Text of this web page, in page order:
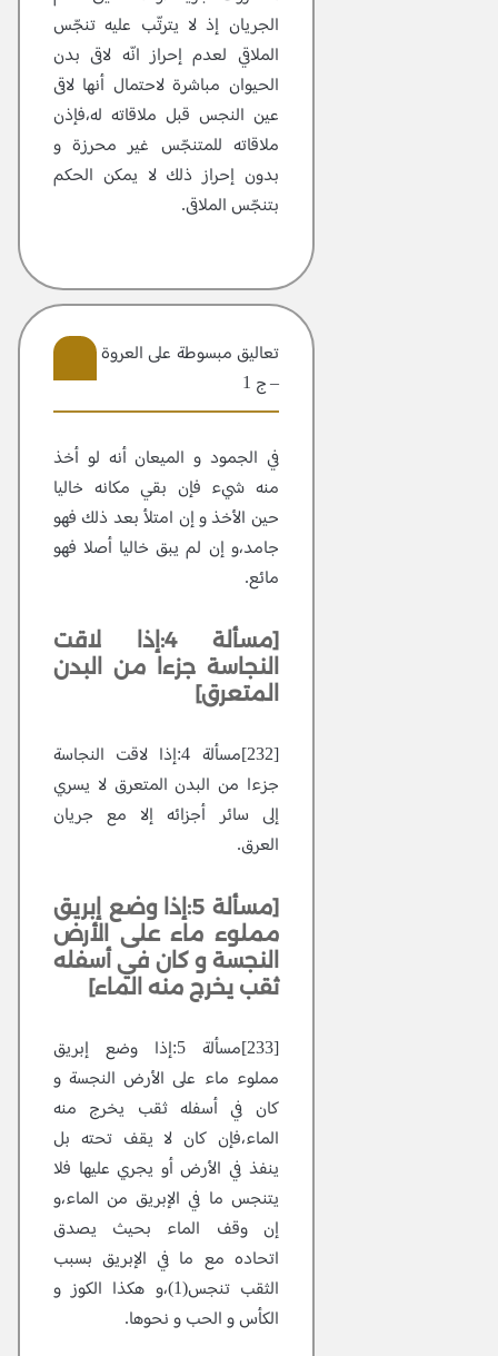
الجريان إذ لا يترتّب عليه تنجّس
الملاقي لعدم إحراز انّه لاقى بدن
الحيوان مباشرة لاحتمال أنها لاقى
عين النجس قبل ملاقاته له،فإذن
ملاقاته للمتنجّس غير محرزة و
بدون إحراز ذلك لا يمكن الحكم
بتنجّس الملاقى.
تعاليق مبسوطة علی العروة الوثقی
– ج 1
في الجمود و الميعان أنه لو أخذ
منه شيء فإن بقي مكانه خاليا
حين الأخذ و إن امتلأ بعد ذلك فهو
جامد،و إن لم يبق خاليا أصلا فهو
مائع.
[مسألة 4:إذا لاقت
النجاسة جزءا من البدن
المتعرق]
[232]مسألة 4:إذا لاقت النجاسة
جزءا من البدن المتعرق لا يسري
إلى سائر أجزائه إلا مع جريان
العرق.
[مسألة 5:إذا وضع إبريق
مملوء ماء على الأرض
النجسة و كان في أسفله
ثقب يخرج منه الماء]
[233]مسألة 5:إذا وضع إبريق
مملوء ماء على الأرض النجسة و
كان في أسفله ثقب يخرج منه
الماء،فإن كان لا يقف تحته بل
ينفذ في الأرض أو يجري عليها فلا
يتنجس ما في الإبريق من الماء،و
إن وقف الماء بحيث يصدق
اتحاده مع ما في الإبريق بسبب
الثقب تنجس(1)،و هكذا الكوز و
الكأس و الحب و نحوها.